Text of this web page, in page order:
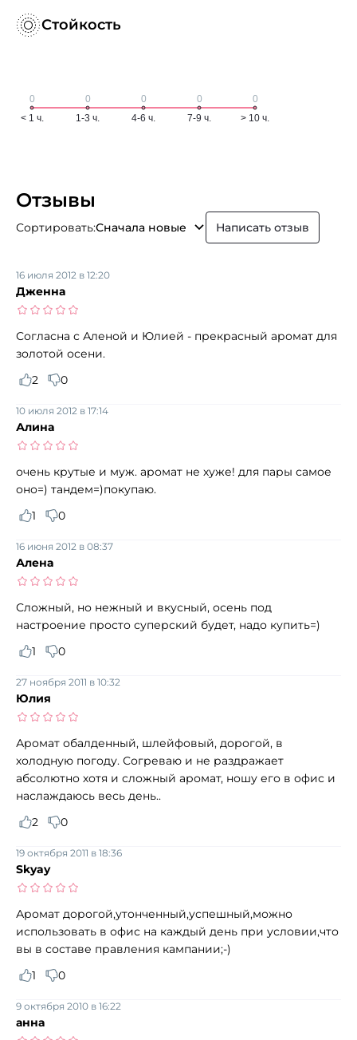
Стойкость
Отзывы
Сортировать:Сначала новые Написать отзыв
Дженна
16 июля 2012 в 12:20
Согласна с Аленой и Юлией - прекрасный аромат для
золотой осени.
2
0
Алина
10 июля 2012 в 17:14
очень крутые и муж. аромат не хуже! для пары самое
оно=) тандем=)покупаю.
1
0
Алена
16 июня 2012 в 08:37
Сложный, но нежный и вкусный, осень под
настроение просто суперский будет, надо купить=)
1
0
Юлия
27 ноября 2011 в 10:32
Аромат обалденный, шлейфовый, дорогой, в
холодную погоду. Согреваю и не раздражает
абсолютно хотя и сложный аромат, ношу его в офис и
наслаждаюсь весь день..
2
0
Skyay
19 октября 2011 в 18:36
Аромат дорогой,утонченный,успешный,можно
использовать в офис на каждый день при условии,что
вы в составе правления кампании;-)
1
0
анна
9 октября 2010 в 16:22